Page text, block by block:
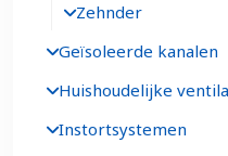
Zehnder
Geïsoleerde kanalen
Huishoudelijke
Instortsystemen